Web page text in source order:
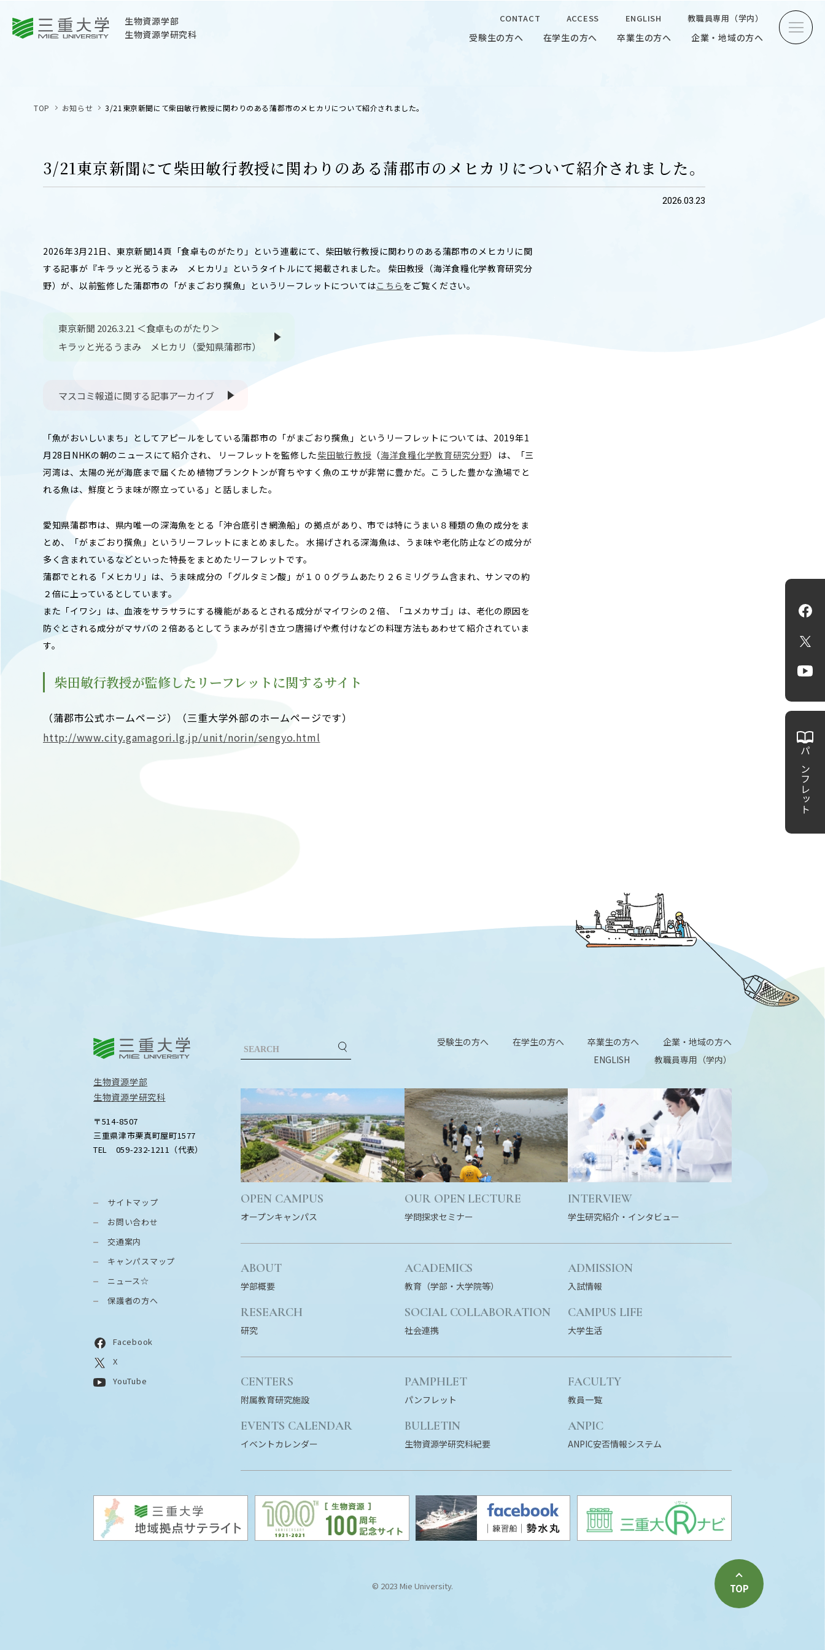
三重大学
生物資源学部
生物資源学研究科
CONTACT ACCESS ENGLISH 教職員専用（学内）
受験生の方へ 在学生の方へ 卒業生の方へ 企業・地域の方へ
生物資源学研究科
TEL 059-232-1211（代表）
交通案内
キャンパスマップ
YouTube
教職員専用（学内）
農学がつなぐミライ
ABOUT ACADEMICS
RESEARCH
研究
EVENTS
イベントカレンダー
BULLETIN
生物資源学研究科紀要
© 2023 Mie University.
TOP お知らせ 3/21東京新聞にて柴田敏行教授に関わりのある蒲郡市のメヒカリについて紹介されました。
3/21東京新聞にて柴田敏行教授に関わりのある蒲郡市のメヒカリについて紹介されました。
2026.03.23
2026年3月21日、東京新聞14頁「食卓ものがたり」という連載にて、柴田敏行教授に関わりのある蒲郡市のメヒカリに関
する記事が『キラッと光るうまみ メヒカリ』というタイトルにて掲載されました。 柴田教授（海洋食糧化学教育研究分
野）が、以前監修した蒲郡市の「がまごおり撰魚」というリーフレットについてはこちら をご覧ください。
東京新聞 2026.3.21 ＜食卓ものがたり＞
キラッと光るうまみ メヒカリ（愛知県蒲郡市）
マスコミ報道に関する記事アーカイブ
「魚がおいしいまち」としてアピールをしている蒲郡市の「がまごおり撰魚」というリーフレットについては、2019年1
月28日NHKの朝のニュースにて紹介され、 リーフレットを監修した柴田敏行教授 （海洋食糧化学教育研究分野）は、「三
河湾は、太陽の光が海底まで届くため植物プランクトンが育ちやすく魚のエサが非常に豊かだ。こうした豊かな漁場でと
れる魚は、鮮度とうま味が際立っている」と話しました。
愛知県蒲郡市は、県内唯一の深海魚をとる「沖合底引き網漁船」の拠点があり、市では特にうまい８種類の魚の成分をま
とめ、「がまごおり撰魚」というリーフレットにまとめました。 水揚げされる深海魚は、うま味や老化防止などの成分が
多く含まれているなどといった特長をまとめたリーフレットです。
蒲郡でとれる「メヒカリ」は、うま味成分の「グルタミン酸」が１００グラムあたり２６ミリグラム含まれ、サンマの約
２倍に上っているとしています。
また「イワシ」は、血液をサラサラにする機能があるとされる成分がマイワシの２倍、「ユメカサゴ」は、老化の原因を
防ぐとされる成分がマサバの２倍あるとしてうまみが引き立つ唐揚げや煮付けなどの料理方法もあわせて紹介されていま
す。
柴田敏行教授が監修したリーフレットに関するサイト
（蒲郡市公式ホームページ）（三重大学外部のホームページです）
http://www.city.gamagori.lg.jp/unit/norin/sengyo.html
X
パンフレット
生物資源学部
生物資源学研究科
〒514-8507
三重県津市栗真町屋町1577
TEL 059-232-1211（代表）
サイトマップ
お問い合わせ
交通案内
キャンパスマップ
ニュース☆
保護者の方へ
Facebook
X
YouTube
受験生の方へ 在学生の方へ 卒業生の方へ
企業・地域の方へ
ENGLISH
教職員専用（学内）
OPEN CAMPUS
オープンキャンパス
OUR OPEN LECTURE
学問探求セミナー
INTERVIEW
学生研究紹介・ インタビュー
ABOUT
学部概要
ACADEMICS
教育（学部・大学院等）
ADMISSION
入試情報
RESEARCH
研究
SOCIAL COLLABORATION
社会連携
CAMPUS LIFE
大学生活
CENTERS
附属教育研究施設
PAMPHLET
パンフレット
FACULTY
教員一覧
EVENTS CALENDAR
イベントカレンダー
BULLETIN
生物資源学研究科紀要
ANPIC
ANPIC安否情報システム
© 2023 Mie University. TOP